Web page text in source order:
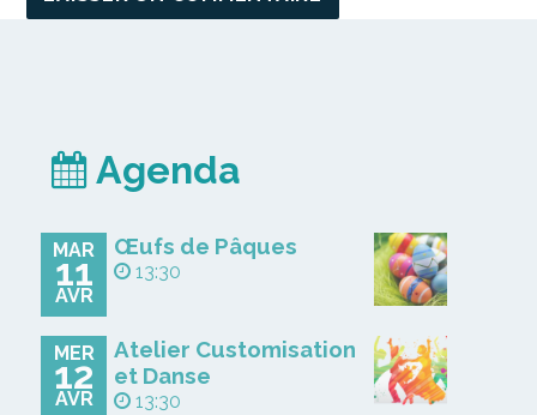
Agenda
MAR
11
AVR
Œufs de Pâques
13:30
MER
12
AVR
Atelier Customisation
et Danse
13:30